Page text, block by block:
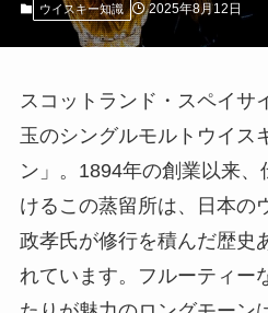
ウイスキー知識 2025年8月12日
スコットランド・スペイサ
玉のシングルモルトウイス
ン」。1894年の創業以来
けるこの蒸留所は、日本の
政孝氏が修行を積んだ歴史
れています。フルーティー